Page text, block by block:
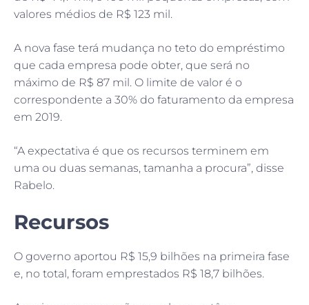
valores médios de R$ 123 mil.
A nova fase terá mudança no teto do empréstimo
que cada empresa pode obter, que será no
máximo de R$ 87 mil. O limite de valor é o
correspondente a 30% do faturamento da empresa
em 2019.
“A expectativa é que os recursos terminem em
uma ou duas semanas, tamanha a procura”, disse
Rabelo.
Recursos
O governo aportou R$ 15,9 bilhões na primeira fase
e, no total, foram emprestados R$ 18,7 bilhões.